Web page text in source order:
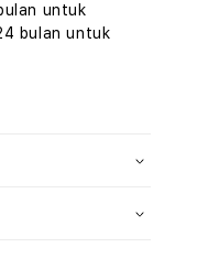
untuk
bulan untuk